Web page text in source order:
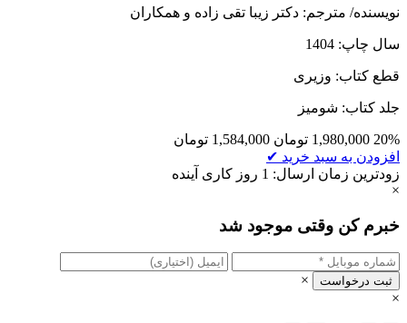
نویسنده/ مترجم: دکتر زیبا تقی زاده و همکاران
سال چاپ: 1404
قطع کتاب: وزیری
جلد کتاب: شومیز
20%
1,980,000 تومان 1,584,000 تومان
افزودن به سبد خرید ✔
زودترین زمان ارسال: 1 روز کاری آینده
×
خبرم کن وقتی موجود شد
ثبت درخواست
×
×